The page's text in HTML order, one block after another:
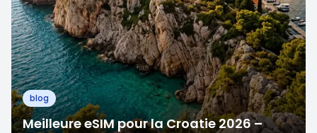
blog
Meilleure eSIM pour la Croatie 2026 –